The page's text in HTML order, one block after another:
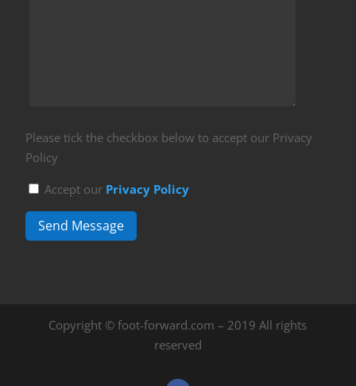
Please tick the checkbox below to accept our Privacy
Policy
Accept our Privacy Policy
Send Message
Copyright © foot-forward.com – 2019 All rights
reserved